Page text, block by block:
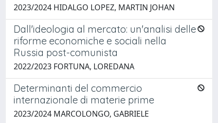
2023/2024 HIDALGO LOPEZ, MARTIN JOHAN
Dall'ideologia al mercato: un'analisi delle
riforme economiche e sociali nella
Russia post-comunista
2022/2023 FORTUNA, LOREDANA
Determinanti del commercio
internazionale di materie prime
2023/2024 MARCOLONGO, GABRIELE